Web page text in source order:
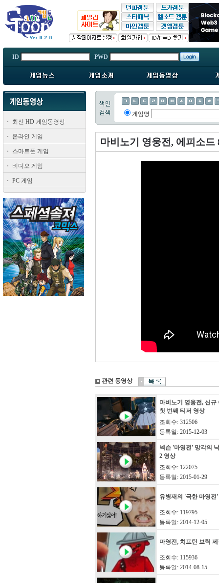
ID PWD
최신 HD 게임동영상
온라인 게임
스마트폰 게임
비디오 게임
PC 게임
게임명
마비노기 영웅전, 에피소드
관련 동영상
마비노기 영웅전, 신규
첫 번째 티저 영상
조회수: 312506
등록일: 2015-12-03
넥슨 '마영전' 망각의
2 영상
조회수: 122075
등록일: 2015-01-29
유병재의 '극한 마영전
조회수: 119795
등록일: 2014-12-05
마영전, 치프틴 브릭
조회수: 115936
등록일: 2014-08-15